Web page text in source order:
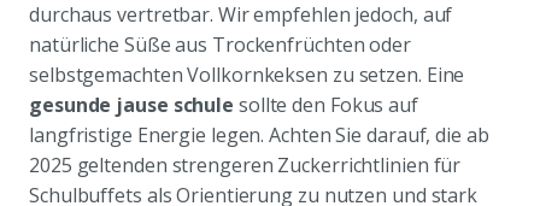
durchaus vertretbar. Wir empfehlen jedoch, auf
natürliche Süße aus Trockenfrüchten oder
selbstgemachten Vollkornkeksen zu setzen. Eine
gesunde jause schule sollte den Fokus auf
langfristige Energie legen. Achten Sie darauf, die ab
2025 geltenden strengeren Zuckerrichtlinien für
Schulbuffets als Orientierung zu nutzen und stark